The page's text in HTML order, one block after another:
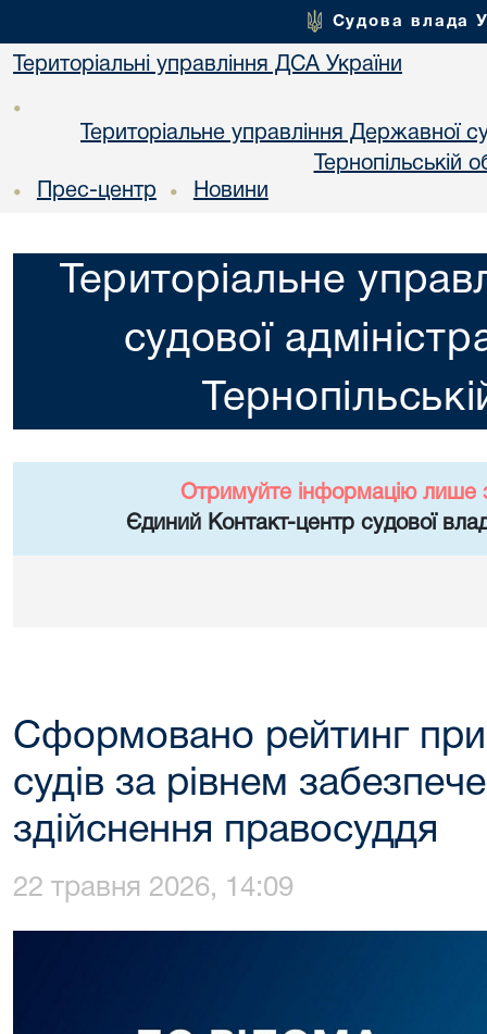
Судова влада
Територіальні управління ДСА України
•
Територіальне управління Державної
Тернопільській
• Прес-центр • Новини
Територіальне
судової
Отримуйте інформацію лише
Єдиний Контакт-центр судової
Сформовано рейтинг
судів за рівнем
здійснення правосуддя
22 травня 2026, 14:09